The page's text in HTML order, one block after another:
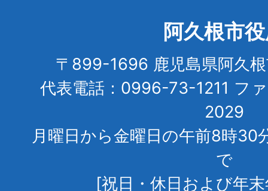
阿久根市
〒899-1696 鹿児島県阿久
代表電話：0996-73-1211 フ
2029
月曜日から金曜日の午前8時30
で
[祝日・休日および年